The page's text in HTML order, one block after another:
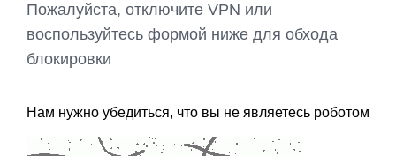
Пожалуйста, отключите VPN или
воспользуйтесь формой ниже для обхода
блокировки
Нам нужно убедиться, что вы не являетесь роботом